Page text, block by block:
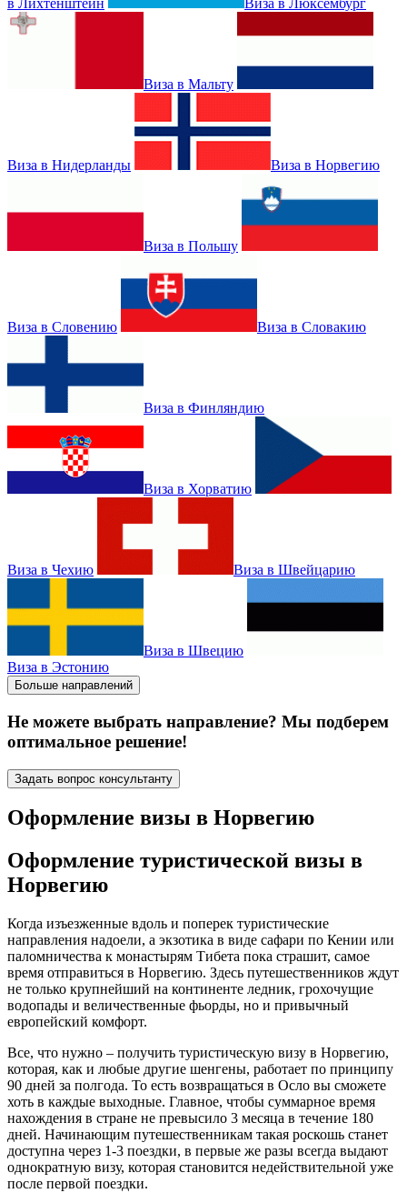
в Лихтенштейн Виза в Люксембург
Виза в Мальту
Виза в Нидерланды Виза в Норвегию
Виза в Польшу
Виза в Словению Виза в Словакию
Виза в Финляндию
Виза в Хорватию
Виза в Чехию Виза в Швейцарию
Виза в Швецию
Виза в Эстонию
Больше направлений
Не можете выбрать направление? Мы подберем
оптимальное решение!
Задать вопрос консультанту
Оформление визы в Норвегию
Оформление туристической визы в
Норвегию
Когда изъезженные вдоль и поперек туристические
направления надоели, а экзотика в виде сафари по Кении или
паломничества к монастырям Тибета пока страшит, самое
время отправиться в Норвегию. Здесь путешественников ждут
не только крупнейший на континенте ледник, грохочущие
водопады и величественные фьорды, но и привычный
европейский комфорт.
Все, что нужно – получить туристическую визу в Норвегию,
которая, как и любые другие шенгены, работает по принципу
90 дней за полгода. То есть возвращаться в Осло вы сможете
хоть в каждые выходные. Главное, чтобы суммарное время
нахождения в стране не превысило 3 месяца в течение 180
дней. Начинающим путешественникам такая роскошь станет
доступна через 1-3 поездки, в первые же разы всегда выдают
однократную визу, которая становится недействительной уже
после первой поездки.